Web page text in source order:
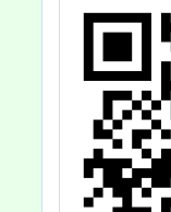
雜
展」
公告
師生